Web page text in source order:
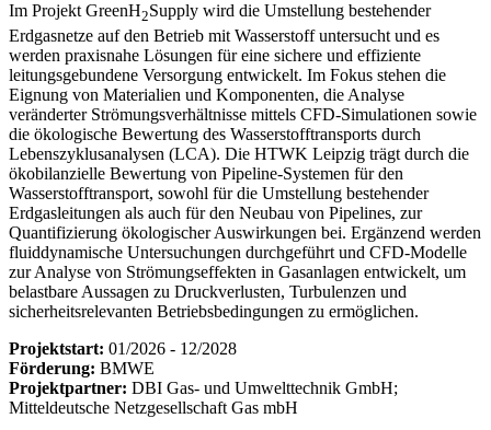
Im Projekt GreenH2Supply wird die Umstellung bestehender
Erdgasnetze auf den Betrieb mit Wasserstoff untersucht und es
werden praxisnahe Lösungen für eine sichere und effiziente
leitungsgebundene Versorgung entwickelt. Im Fokus stehen die
Eignung von Materialien und Komponenten, die Analyse
veränderter Strömungsverhältnisse mittels CFD-Simulationen sowie
die ökologische Bewertung des Wasserstofftransports durch
Lebenszyklusanalysen (LCA). Die HTWK Leipzig trägt durch die
ökobilanzielle Bewertung von Pipeline-Systemen für den
Wasserstofftransport, sowohl für die Umstellung bestehender
Erdgasleitungen als auch für den Neubau von Pipelines, zur
Quantifizierung ökologischer Auswirkungen bei. Ergänzend werden
fluiddynamische Untersuchungen durchgeführt und CFD-Modelle
zur Analyse von Strömungseffekten in Gasanlagen entwickelt, um
belastbare Aussagen zu Druckverlusten, Turbulenzen und
sicherheitsrelevanten Betriebsbedingungen zu ermöglichen.
Projektstart: 01/2026 - 12/2028
Förderung: BMWE
Projektpartner: DBI Gas- und Umwelttechnik GmbH;
Mitteldeutsche Netzgesellschaft Gas mbH